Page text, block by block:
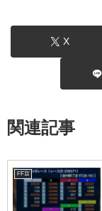
X
関連記事
FF11